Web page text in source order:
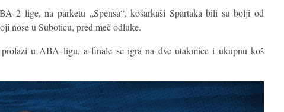
2 lige, na parketu „Spensa“, košarkaši Spartaka bili su bolji od
nose u Suboticu, pred meč odluke.
prolazi u ABA ligu, a finale se igra na dve utakmice i ukupnu koš